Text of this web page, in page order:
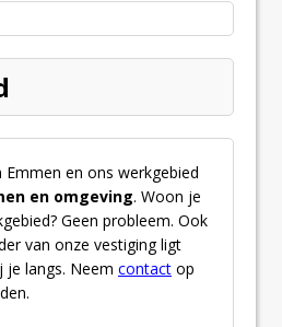
en ons werkgebied
en omgeving. Woon je
Geen probleem. Ook
van onze vestiging ligt
je langs. Neem contact op